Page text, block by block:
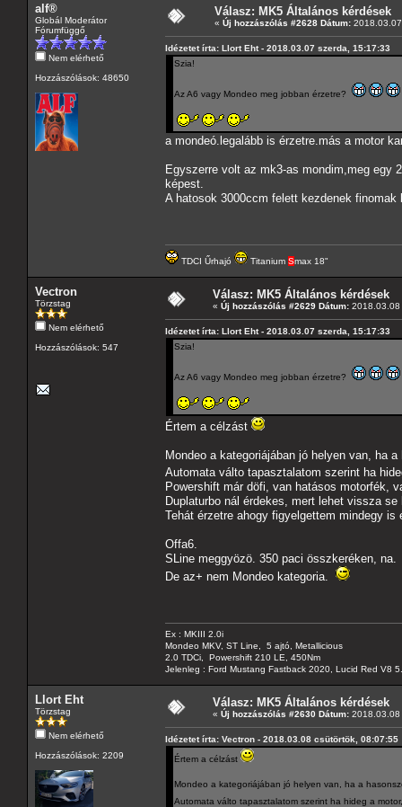
alf®
Globál Moderátor
Fórumfüggő
Nem elérhető
Hozzászólások: 48650
Válasz: MK5 Általános kérdések
« Új hozzászólás #2628 Dátum:
Idézetet írta: Llort Eht - 2018.03.07 szerda, 15:17:33
Szia!
Az A6 vagy Mondeo meg jobban érzetre?
a mondeó.legalább is érzetre.más a motor
Egyszerre volt az mk3-as mondim,meg egy
képest.
A hatosok 3000ccm felett kezdenek finomak
TDCI Űrhajó Titanium Smax 18"
Vectron
Törzstag
Nem elérhető
Hozzászólások: 547
Válasz: MK5 Általános kérdések
« Új hozzászólás #2629 Dátum: 2018.03.08
Idézetet írta: Llort Eht - 2018.03.07 szerda, 15:17:33
Szia!
Az A6 vagy Mondeo meg jobban érzetre?
Értem a célzást
Mondeo a kategoriájában jó helyen van, ha
Automata válto tapasztalatom szerint ha
Powershift már döfi, van hatásos motorfék,
Duplaturbo nál érdekes, mert lehet vissza
Tehát érzetre ahogy figyelgettem mindegy
Offa6.
SLine meggyözö. 350 paci összkeréken, na.
De az+ nem Mondeo kategoria.
Ex : MKIII 2.0i
Mondeo MKV, ST Line, 5 ajtó, Metallicious
2.0 TDCi, Powershift 210 LE, 450Nm
Jelenleg : Ford Mustang Fastback 2020, Lucid Red V8
Llort Eht
Törzstag
Nem elérhető
Hozzászólások: 2209
Válasz: MK5 Általános kérdések
« Új hozzászólás #2630 Dátum: 2018.03.08
Idézetet írta: Vectron - 2018.03.08 csütörtök, 08:07:55
Értem a célzást
Mondeo a kategoriájában jó helyen van, ha a
Automata válto tapasztalatom szerint ha hideg a